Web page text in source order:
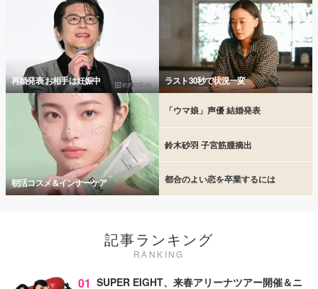
再婚発表 お相手は妊娠中 ラスト30秒で状況一変
朝活コスメ＆インナーケア
「ウマ娘」声優 結婚発表
鈴木砂羽 子宮筋腫摘出
都合のよい恋を卒業するには
記事ランキング
RANKING
01 SUPER EIGHT、来春アリーナツアー開催＆ニ